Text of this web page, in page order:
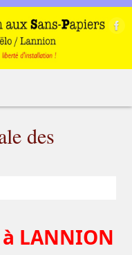
des
LANNION